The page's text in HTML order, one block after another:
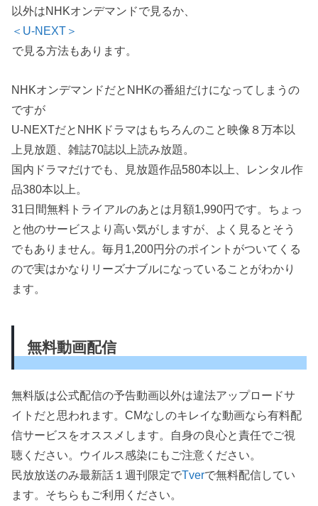
以外はNHKオンデマンドで見るか、
＜U-NEXT＞
で見る方法もあります。
NHKオンデマンドだとNHKの番組だけになってしまうの
ですが
U-NEXTだとNHKドラマはもちろんのこと映像８万本以
上見放題、雑誌70誌以上読み放題。
国内ドラマだけでも、見放題作品580本以上、レンタル作
品380本以上。
31日間無料トライアルのあとは月額1,990円です。ちょっ
と他のサービスより高い気がしますが、よく見るとそう
でもありません。毎月1,200円分のポイントがついてくる
ので実はかなりリーズナブルになっていることがわかり
ます。
無料動画配信
無料版は公式配信の予告動画以外は違法アップロードサ
イトだと思われます。CMなしのキレイな動画なら有料配
信サービスをオススメします。自身の良心と責任でご視
聴ください。ウイルス感染にもご注意ください。
民放放送のみ最新話１週刊限定でTverで無料配信してい
ます。そちらもご利用ください。